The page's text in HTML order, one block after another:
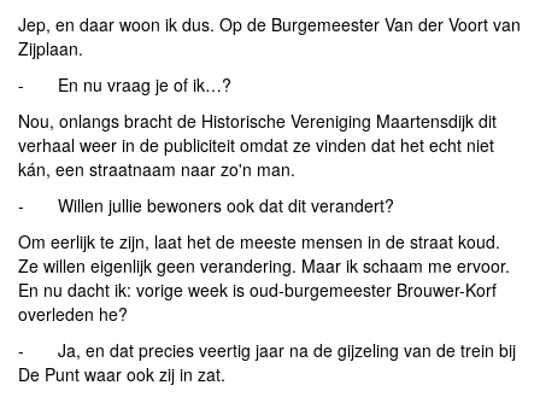
Jep, en daar woon ik dus. Op de Burgemeester Van der Voort van
Zijplaan.
- En nu vraag je of ik…?
Nou, onlangs bracht de Historische Vereniging Maartensdijk dit
verhaal weer in de publiciteit omdat ze vinden dat het echt niet
kán, een straatnaam naar zo'n man.
- Willen jullie bewoners ook dat dit verandert?
Om eerlijk te zijn, laat het de meeste mensen in de straat koud.
Ze willen eigenlijk geen verandering. Maar ik schaam me ervoor.
En nu dacht ik: vorige week is oud-burgemeester Brouwer-Korf
overleden he?
- Ja, en dat precies veertig jaar na de gijzeling van de trein bij
De Punt waar ook zij in zat.